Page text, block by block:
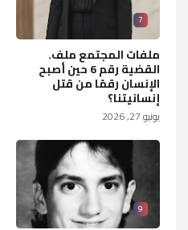
7
ملفات المجتمع ملف.
القضية رقم 6 حين أصبح
الإنسان رقمًا من قتل
إنسانيتنا؟
يونيو 27, 2026
9